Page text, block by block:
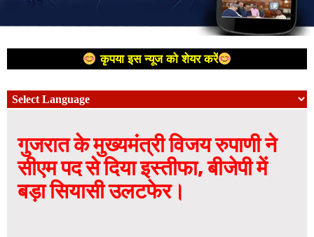
कृपया इस न्यूज को शेयर करें
गुजरात के मुख्यमंत्री विजय रुपाणी ने
सीएम पद से दिया इस्तीफा, बीजेपी में
बड़ा सियासी उलटफेर।